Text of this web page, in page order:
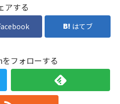
アする
はてブ
フォローする